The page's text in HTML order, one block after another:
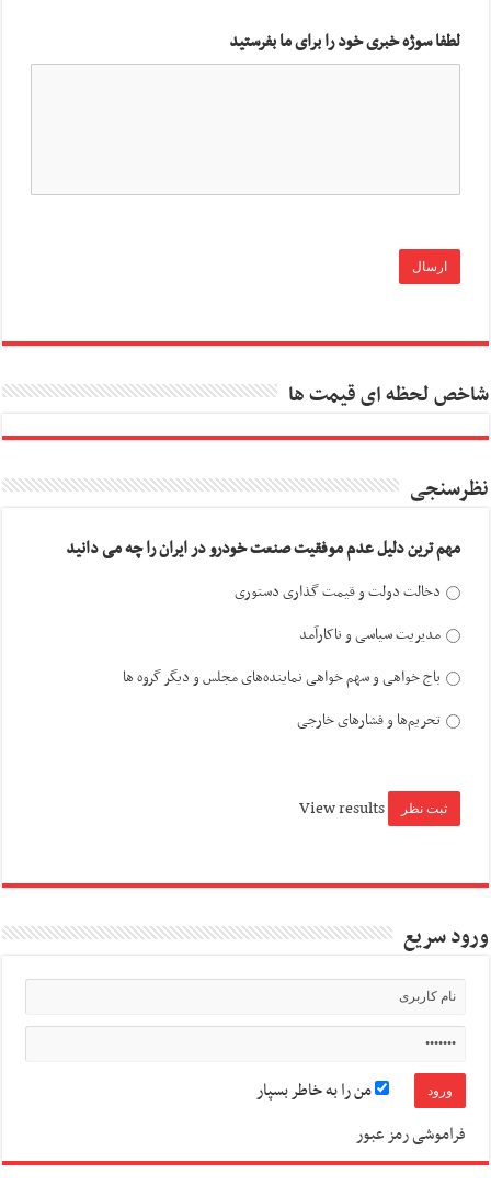
لطفا سوژه خبری خود را برای ما بفرستید
شاخص لحظه ای قیمت ها
نظرسنجی
مهم ترین دلیل عدم موفقیت صنعت خودرو در ایران را چه می دانید
دخالت دولت و قیمت گذاری دستوری
مدیریت سیاسی و ناکارآمد
باج خواهی و سهم خواهی نماینده‌های مجلس و دیگر گروه ها
تحریم‌ها و فشارهای خارجی
View results
ورود سریع
من را به خاطر بسپار
فراموشی رمز عبور